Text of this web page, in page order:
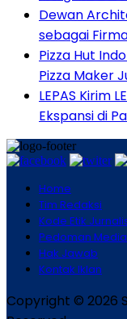
Dewan
sebagai
Pizza Hut
Pizza Maker
LEPAS Kirim
Ekspansi di
Home
Tim Redaksi
Kode Etik
Pedoman
Hak Jawab
Kontak Iklan
Copyright © 2026